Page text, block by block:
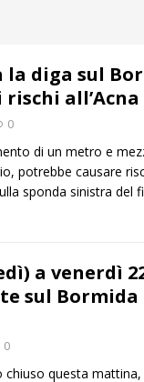
su due ruote lungo il
controlli, denunce e
un ladro attraverso la
la diga sul
all’Acna
0
di un metro e
potrebbe causare
sponda sinistra del
a venerdì
sul Bormida
0
chiuso questa mattina,